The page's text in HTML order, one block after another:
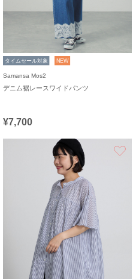
タイムセール対象 NEW
Samansa Mos2
デニム裾レースワイドパンツ
¥7,700